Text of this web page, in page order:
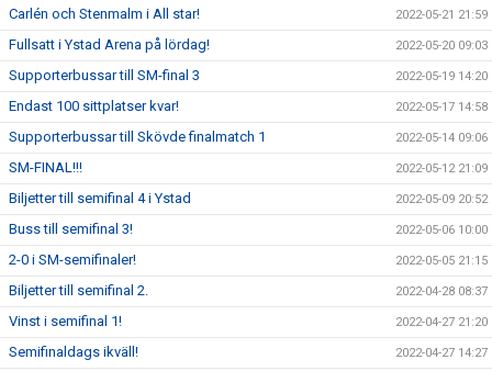
Carlén och Stenmalm i All star! 2022-05-21 21:59
Fullsatt i Ystad Arena på lördag! 2022-05-20 09:03
Supporterbussar till SM-final 3 2022-05-19 14:20
Endast 100 sittplatser kvar! 2022-05-17 14:58
Supporterbussar till Skövde finalmatch 1 2022-05-14 09:06
SM-FINAL!!! 2022-05-12 21:09
Biljetter till semifinal 4 i Ystad 2022-05-09 20:52
Buss till semifinal 3! 2022-05-06 10:00
2-0 i SM-semifinaler! 2022-05-05 21:15
Biljetter till semifinal 2. 2022-04-28 08:37
Vinst i semifinal 1! 2022-04-27 21:20
Semifinaldags ikväll! 2022-04-27 14:27